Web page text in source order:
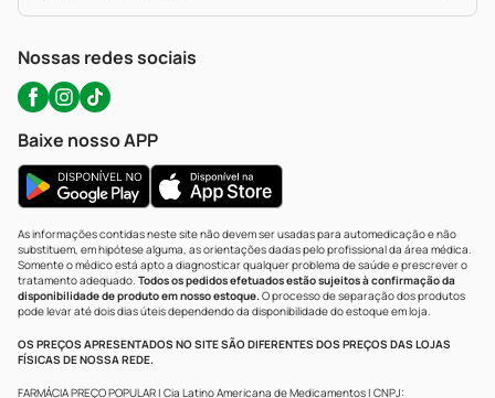
WhatsApp (47) 9202-1687
Nossas redes sociais
Baixe nosso APP
As informações contidas neste site não devem ser usadas para automedicação e não
substituem, em hipótese alguma, as orientações dadas pelo profissional da área médica.
Somente o médico está apto a diagnosticar qualquer problema de saúde e prescrever o
tratamento adequado. Todos os pedidos efetuados estão sujeitos à confirmação da
disponibilidade de produto em nosso estoque.O processo de separação dos produtos
pode levar até dois dias úteis dependendo da disponibilidade do estoque em loja.
OS PREÇOS APRESENTADOS NO SITE SÃO DIFERENTES DOS PREÇOS DAS LOJAS
FÍSICAS DE NOSSA REDE.
FARMÁCIA PREÇO POPULAR | Cia Latino Americana de Medicamentos | CNPJ: